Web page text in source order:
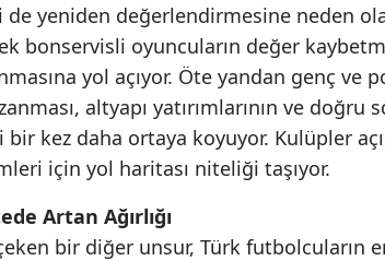
Tekirdağ
Tokat
Trabzon
Uşak
yeniden değerlendirmesine neden
bonservisli oyuncuların değer
yol açıyor. Öte yandan genç ve
altyapı yatırımlarının ve doğru
bir kez daha ortaya koyuyor. Kulüpler
için yol haritası niteliği taşıyor.
Artan Ağırlığı
bir diğer unsur, Türk futbolcuların